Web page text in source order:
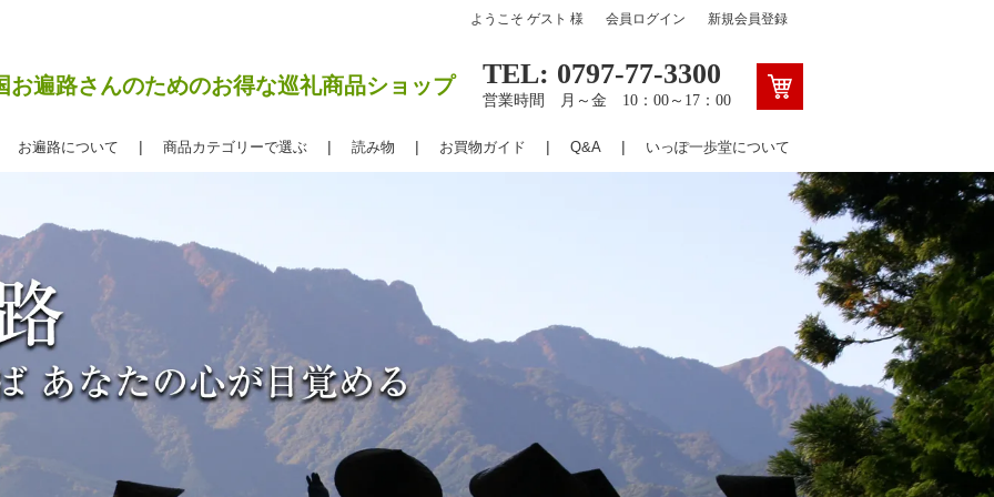
ようこそ ゲスト 様 会員ログイン 新規会員登録
お遍路さんのためのお得な巡礼商品ショップ TEL: 0797-77-3300
営業時間 月～金 10：00～17：00
お遍路について 商品カテゴリーで選ぶ 読み物 お買物ガイド Q&A いっぽ一歩堂について